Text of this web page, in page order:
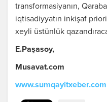
transformasiyanın,
iqtisadiyyatın inkişaf
xeyli üstünlük
E.Paşasoy,
Musavat.com
www.sumqayitxeber.com